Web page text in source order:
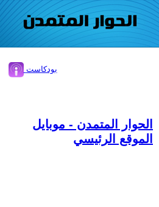
بودكاست
الحوار المتمدن - موبايل
الموقع الرئيسي